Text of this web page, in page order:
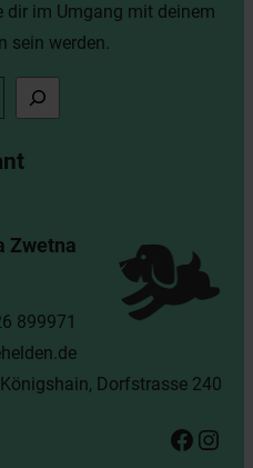
im Umgang mit deinem
sein werden.
Zwetna
899971
Dorfstrasse 240
Facebook Instagram